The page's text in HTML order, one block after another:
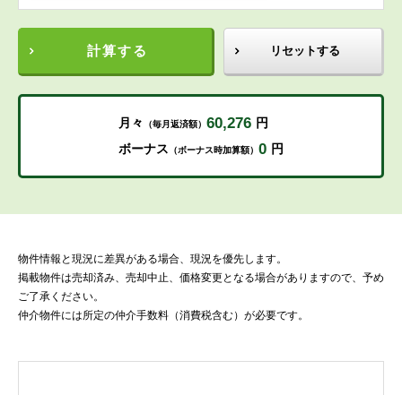
計算する リセットする
月々 （毎月返済額） 60,276 円
ボーナス （ボーナス時加算額） 0 円
物件情報と現況に差異がある場合、現況を優先します。
掲載物件は売却済み、売却中止、価格変更となる場合がありますので、予め
ご了承ください。
仲介物件には所定の仲介手数料（消費税含む）が必要です。